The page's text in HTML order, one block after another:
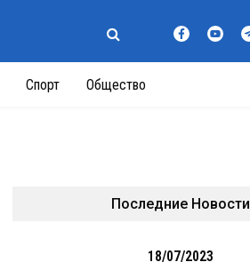
Спорт Общество
Последние Новости
18/07/2023